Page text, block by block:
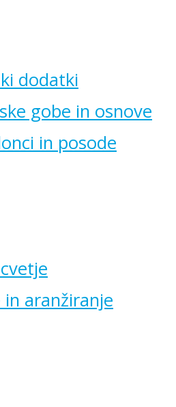
dodatki
gobe in osnove
in posode
in aranžiranje